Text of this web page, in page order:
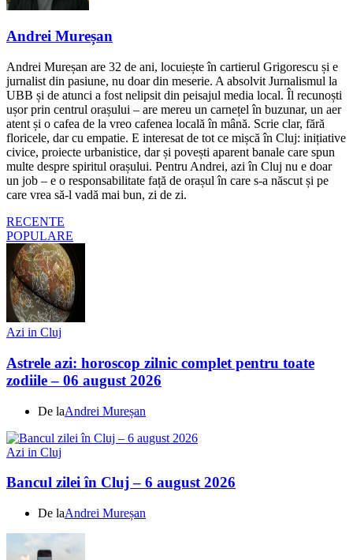
Andrei Mureșan
Andrei Mureșan are 32 de ani, locuiește în cartierul Grigorescu și e
jurnalist din pasiune, nu doar din meserie. A absolvit Jurnalismul la
UBB și de atunci a fost nelipsit din peisajul media local. Îl recunoști
ușor prin centrul orașului – are mereu un carnețel în buzunar, un aer
atent și o cafea de la vreo cafenea locală în mână. Scrie clar, fără
floricele, dar cu empatie. E interesat de tot ce mișcă în Cluj: inițiative
civice, proiecte urbanistice, dar și povești aparent banale care spun
multe despre spiritul orașului. Pentru Andrei, azi în Cluj nu e doar
un job – e o responsabilitate față de orașul în care s-a născut și pe
care vrea să-l vadă mai bun, zi de zi.
RECENTE
POPULARE
Azi in Cluj
Astrele azi: horoscop zilnic complet pentru toate
zodiile – 06 august 2026
De laAndrei Mureșan
Azi in Cluj
Bancul zilei în Cluj – 6 august 2026
De laAndrei Mureșan